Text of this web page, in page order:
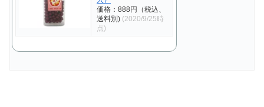
価格：888円（税込、
送料別) (2020/9/25時
点)